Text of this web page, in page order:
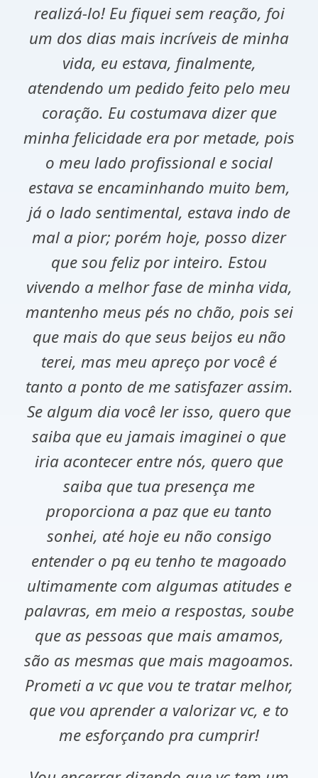
realizá-lo! Eu fiquei sem reação, foi
um dos dias mais incríveis de minha
vida, eu estava, finalmente,
atendendo um pedido feito pelo meu
coração. Eu costumava dizer que
minha felicidade era por metade, pois
o meu lado profissional e social
estava se encaminhando muito bem,
já o lado sentimental, estava indo de
mal a pior; porém hoje, posso dizer
que sou feliz por inteiro. Estou
vivendo a melhor fase de minha vida,
mantenho meus pés no chão, pois sei
que mais do que seus beijos eu não
terei, mas meu apreço por você é
tanto a ponto de me satisfazer assim.
Se algum dia você ler isso, quero que
saiba que eu jamais imaginei o que
iria acontecer entre nós, quero que
saiba que tua presença me
proporciona a paz que eu tanto
sonhei, até hoje eu não consigo
entender o pq eu tenho te magoado
ultimamente com algumas atitudes e
palavras, em meio a respostas, soube
que as pessoas que mais amamos,
são as mesmas que mais magoamos.
Prometi a vc que vou te tratar melhor,
que vou aprender a valorizar vc, e to
me esforçando pra cumprir!